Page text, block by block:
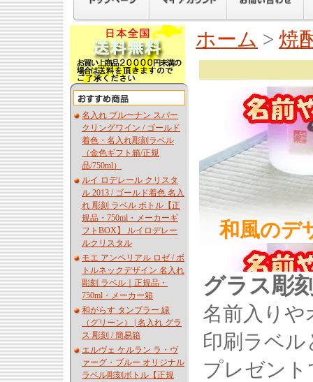
名入れ ブルーナン スパー
クリングワイン / ゴールド
着色・名入れ彫刻ラベル
（金色ギフト箱/正規
品/750ml）
ルイ ロデレール クリスタ
ル 2013 / ゴールド着色 名入
れ 彫刻 ラベル ボトル【正
規品・750ml・メーカーギ
フトBOX】 ルイロデレー
ルクリスタル
モエ アンペリアル ロゼ / ボ
トルネックデザイン 名入れ
彫刻 ラベル｜正規品・
750ml・メーカー箱
和がらす タンブラー 緑
（グリーン） | 名入れ グラ
ス 彫刻 / 簡易箱
エルヴェ ケルラン ラ・ヴ
ァーグ・ブルー オリジナル
ラベル彫刻ボトル【正規
ホーム > 焼
和風のデ
グラス彫
名前入り
印刷ラベ
プレゼント